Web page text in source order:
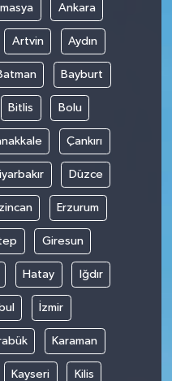
Ankara
Artvin Aydın
Bayburt
Bitlis Bolu
Çankırı
Düzce
Erzurum
Giresun
Hatay Iğdır
İzmir
Karaman
Kayseri Kilis